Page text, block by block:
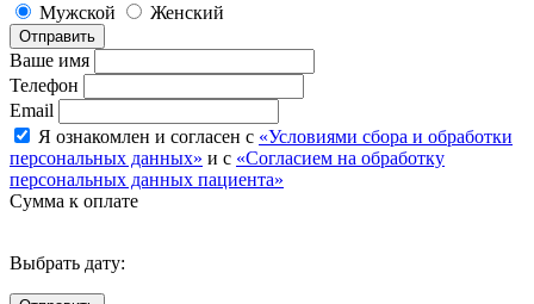
Мужской
Женский
Отправить
Ваше имя
Телефон
Email
Я ознакомлен и согласен с «Условиями сбора и обработки
персональных данных» и с «Согласием на обработку
персональных данных пациента»
Сумма к оплате
Выбрать дату: